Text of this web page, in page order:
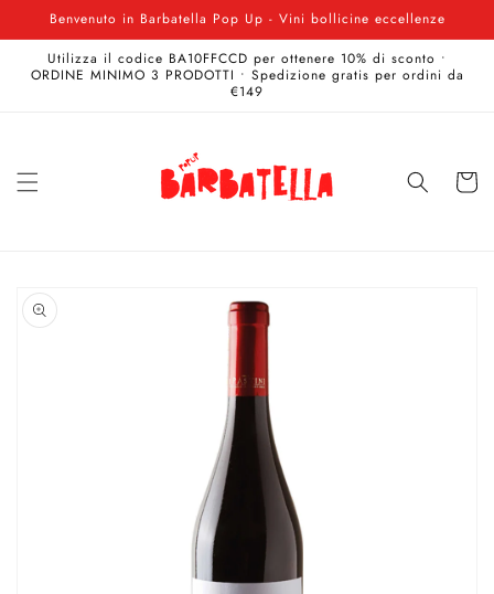
direttamente
ai contenuti
Benvenuto in Barbatella Pop Up - Vini bollicine eccellenze
Utilizza il codice BA10FFCCD per ottenere 10% di sconto •
ORDINE MINIMO 3 PRODOTTI • Spedizione gratis per ordini da
€149
Carrello
Passa alle
informazioni
sul prodotto